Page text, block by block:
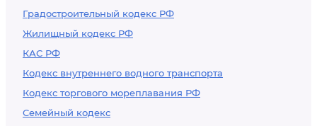
Градостроительный кодекс РФ
Жилищный кодекс РФ
КАС РФ
Кодекс внутреннего водного транспорта
Кодекс торгового мореплавания РФ
Семейный кодекс